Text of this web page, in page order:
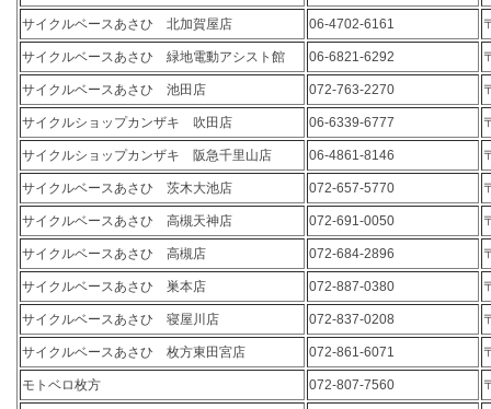
サイクルベースあさひ 北加賀屋店 06-4702-6161
サイクルベースあさひ 緑地電動アシスト館 06-6821-6292
サイクルベースあさひ 池田店 072-763-2270
サイクルショップカンザキ 吹田店 06-6339-6777
サイクルショップカンザキ 阪急千里山店 06-4861-8146
サイクルベースあさひ 茨木大池店 072-657-5770
サイクルベースあさひ 高槻天神店 072-691-0050
サイクルベースあさひ 高槻店 072-684-2896
サイクルベースあさひ 巣本店 072-887-0380
サイクルベースあさひ 寝屋川店 072-837-0208
サイクルベースあさひ 枚方東田宮店 072-861-6071
モトベロ枚方 072-807-7560